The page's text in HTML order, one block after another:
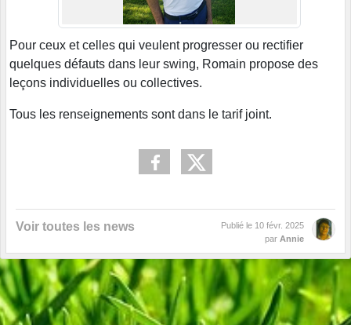
Pour ceux et celles qui veulent progresser ou rectifier
quelques défauts dans leur swing, Romain propose des
leçons individuelles ou collectives.
Tous les renseignements sont dans le tarif joint.
Voir toutes les news Publié le 10 févr. 2025
par Annie